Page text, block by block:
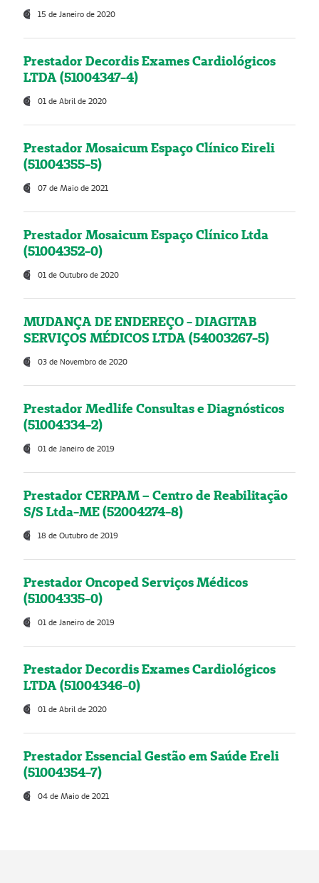
15 de Janeiro de 2020
Prestador Decordis Exames Cardiológicos
LTDA (51004347-4)
01 de Abril de 2020
Prestador Mosaicum Espaço Clínico Eireli
(51004355-5)
07 de Maio de 2021
Prestador Mosaicum Espaço Clínico Ltda
(51004352-0)
01 de Outubro de 2020
MUDANÇA DE ENDEREÇO - DIAGITAB
SERVIÇOS MÉDICOS LTDA (54003267-5)
03 de Novembro de 2020
Prestador Medlife Consultas e Diagnósticos
(51004334-2)
01 de Janeiro de 2019
Prestador CERPAM – Centro de Reabilitação
S/S Ltda-ME (52004274-8)
18 de Outubro de 2019
Prestador Oncoped Serviços Médicos
(51004335-0)
01 de Janeiro de 2019
Prestador Decordis Exames Cardiológicos
LTDA (51004346-0)
01 de Abril de 2020
Prestador Essencial Gestão em Saúde Ereli
(51004354-7)
04 de Maio de 2021